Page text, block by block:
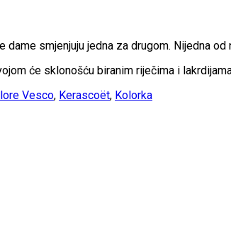
dame smjenjuju jedna za drugom. Nijedna
će sklonošću biranim riječima i
Vesco, Kerascoët, Kolorka